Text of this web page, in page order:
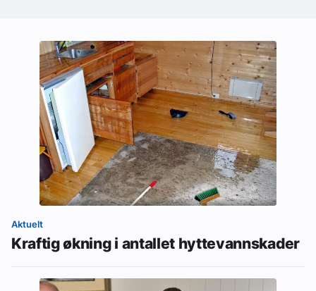
Aktuelt
Kraftig økning i antallet hyttevannskader